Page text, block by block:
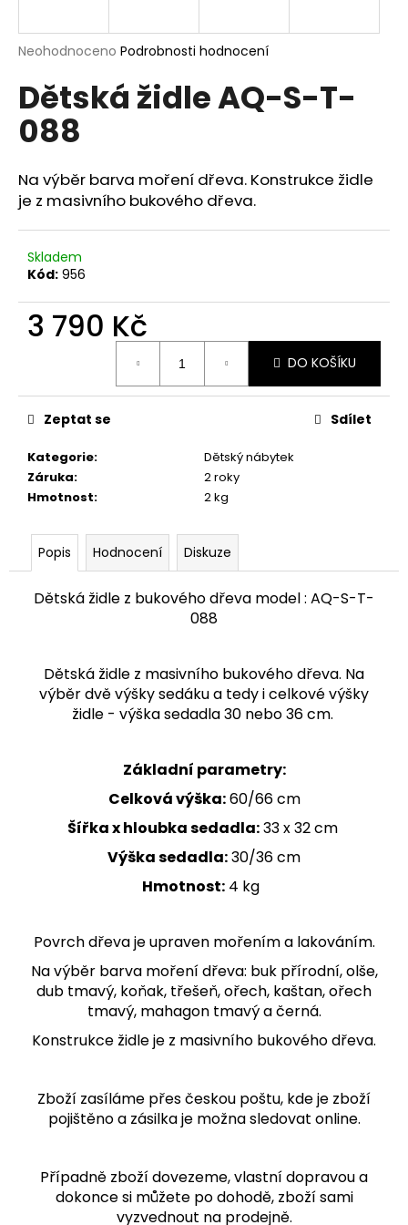
Průměrné
produktu
je
0,0
z
hvězdiček.
Neohodnoceno Podrobnosti hodnocení
Dětská židle AQ-S-T-
088
Na výběr barva moření dřeva. Konstrukce židle
je z masivního bukového dřeva.
Skladem
Kód: 956
3 790 Kč
DO KOŠÍKU
Kategorie:
Dětský nábytek
Záruka:
2 roky
Hmotnost: 2 kg
Zeptat se Sdílet
Popis Hodnocení Diskuze
Dětská židle z bukového dřeva model : AQ-S-T-
088
Dětská židle z masivního bukového dřeva. Na
výběr dvě výšky sedáku a tedy i celkové výšky
židle - výška sedadla 30 nebo 36 cm.
Základní parametry:
Celková výška:60/66 cm
Šířka x hloubka sedadla:33 x 32 cm
Výška sedadla:30/36 cm
Hmotnost:4 kg
Povrch dřeva je upraven mořením a lakováním.
Na výběr barva moření dřeva: buk přírodní, olše,
dub tmavý, koňak, třešeň, ořech, kaštan, ořech
tmavý, mahagon tmavý a černá.
Konstrukce židle je z masivního bukového dřeva.
Zboží zasíláme přes českou poštu, kde je zboží
pojištěno a zásilka je možna sledovat online.
Případně zboží dovezeme, vlastní dopravou a
dokonce si můžete po dohodě, zboží sami
vyzvednout na prodejně.
j
t
?
HLEDAT
o
p
u
č
u
e
m
KŘESLO
0949